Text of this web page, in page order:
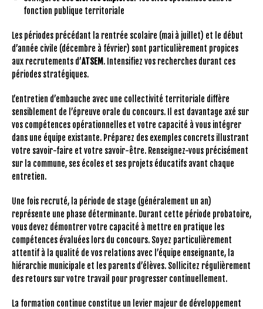
fonction publique territoriale
Les périodes précédant la rentrée scolaire (mai à juillet) et le début
d’année civile (décembre à février) sont particulièrement propices
aux recrutements d’ATSEM . Intensifiez vos recherches durant ces
périodes stratégiques.
L’entretien d’embauche avec une collectivité territoriale diffère
sensiblement de l’épreuve orale du concours. Il est davantage axé sur
vos compétences opérationnelles et votre capacité à vous intégrer
dans une équipe existante. Préparez des exemples concrets illustrant
votre savoir-faire et votre savoir-être. Renseignez-vous précisément
sur la commune, ses écoles et ses projets éducatifs avant chaque
entretien.
Une fois recruté, la période de stage (généralement un an)
représente une phase déterminante. Durant cette période probatoire,
vous devez démontrer votre capacité à mettre en pratique les
compétences évaluées lors du concours. Soyez particulièrement
attentif à la qualité de vos relations avec l’équipe enseignante, la
hiérarchie municipale et les parents d’élèves. Sollicitez régulièrement
des retours sur votre travail pour progresser continuellement.
La formation continue constitue un levier majeur de développement